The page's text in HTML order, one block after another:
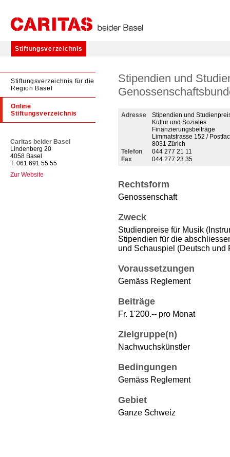
Stiftungsverzeichnis
Stiftungsverzeichnis für die
Region Basel
Online
Stiftungsverzeichnis
Caritas beider Basel
Lindenberg 20
4058 Basel
T: 061 691 55 55
Zur Website
Stipendien und
Adresse
Stipendien und
Kultur und Soziales
Finanzierungsbeiträge
Limmatstrasse 152 /
8031 Zürich
Telefon
044 277 21 11
Fax
044 277 23 35
Rechtsform
Genossenschaft
Zweck
Studienpreise für Musik
Stipendien für die
und Schauspiel (Deutsch und
Voraussetzungen
Gemäss Reglement
Beiträge
Fr. 1'200.-- pro Monat
Zielgruppe(n)
Nachwuchskünstler
Bedingungen
Gemäss Reglement
Gebiet
Ganze Schweiz